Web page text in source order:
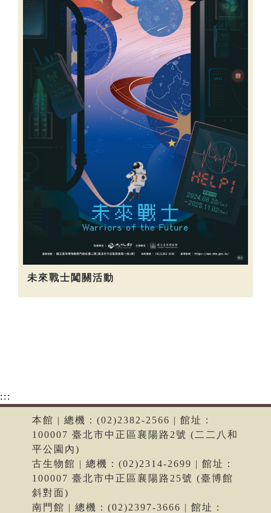
未來戰士闖關活動
:::
本館 | 總機：(02)2382-2566 | 館址：
100007 臺北市中正區襄陽路2號 (二二八和
平公園內)
古生物館 | 總機：(02)2314-2699 | 館址：
100007 臺北市中正區襄陽路25號 (臺博館
斜對面)
南門館 | 總機：(02)2397-3666 | 館址：